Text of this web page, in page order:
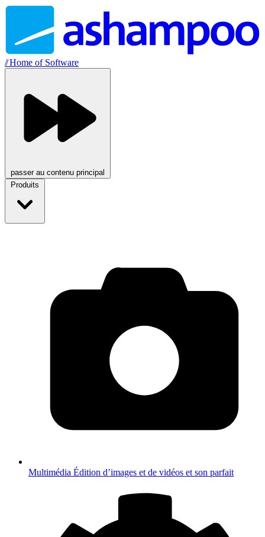
//Home of Software
passer au contenu principal
Produits
Multimédia Édition d’images et de vidéos et son parfait